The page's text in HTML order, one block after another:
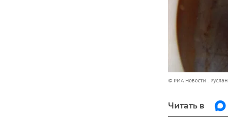
© РИА Новости .
Читать в